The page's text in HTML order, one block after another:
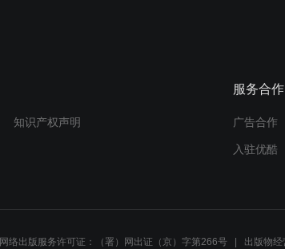
知识产权声明
服务合作
广告合作
入驻优酷
网络出版服务许可证：（署）网出证（京）字第266号 出版物